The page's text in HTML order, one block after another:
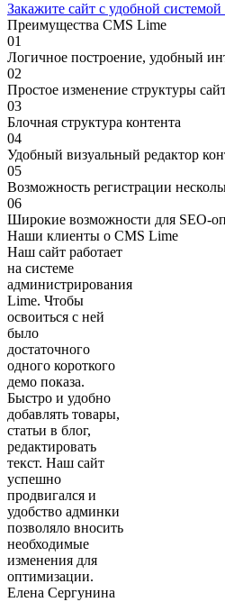
Закажите сайт с удобной
Преимущества CMS Lime
01
Логичное построение, удобный
02
Простое изменение структуры
03
Блочная структура контента
04
Удобный визуальный редактор
05
Возможность регистрации
06
Широкие возможности для SEO-
Наши клиенты о CMS Lime
Наш сайт работает
на системе
администрирования
Lime. Чтобы
освоиться с ней
было
достаточного
одного короткого
демо показа.
Быстро и удобно
добавлять товары,
статьи в блог,
редактировать
текст. Наш сайт
успешно
продвигался и
удобство админки
позволяло вносить
необходимые
изменения для
оптимизации.
Елена Сергунина